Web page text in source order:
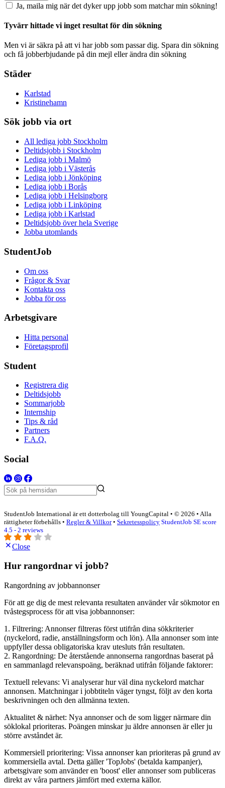
Ja, maila mig när det dyker upp jobb som matchar min sökning!
Tyvärr hittade vi inget resultat för din sökning
Men vi är säkra på att vi har jobb som passar dig. Spara din sökning
och få jobberbjudande på din mejl eller ändra din sökning
Städer
Karlstad
Kristinehamn
Sök jobb via ort
All lediga jobb Stockholm
Deltidsjobb i Stockholm
Lediga jobb i Malmö
Lediga jobb i Västerås
Lediga jobb i Jönköping
Lediga jobb i Borås
Lediga jobb i Helsingborg
Lediga jobb i Linköping
Lediga jobb i Karlstad
Deltidsjobb över hela Sverige
Jobba utomlands
StudentJob
Om oss
Frågor & Svar
Kontakta oss
Jobba för oss
Arbetsgivare
Hitta personal
Företagsprofil
Student
Registrera dig
Deltidsjobb
Sommarjobb
Internship
Tips & råd
Partners
F.A.Q.
Social
StudentJob International är ett dotterbolag till YoungCapital • © 2026 • Alla
rättigheter förbehålls • Regler & Villkor• Sekretesspolicy StudentJob SE score
4.5 - 2 reviews
Close
Hur rangordnar vi jobb?
Rangordning av jobbannonser
För att ge dig de mest relevanta resultaten använder vår sökmotor en
tvåstegsprocess för att visa jobbannonser:
1. Filtrering: Annonser filtreras först utifrån dina sökkriterier
(nyckelord, radie, anställningsform och lön). Alla annonser som inte
uppfyller dessa obligatoriska krav utesluts från resultaten.
2. Rangordning: De återstående annonserna rangordnas baserat på
en sammanlagd relevanspoäng, beräknad utifrån följande faktorer:
Textuell relevans: Vi analyserar hur väl dina nyckelord matchar
annonsen. Matchningar i jobbtiteln väger tyngst, följt av den korta
beskrivningen och den allmänna texten.
Aktualitet & närhet: Nya annonser och de som ligger närmare din
söklokal prioriteras. Poängen minskar ju äldre annonsen är eller ju
större avståndet är.
Kommersiell prioritering: Vissa annonser kan prioriteras på grund av
kommersiella avtal. Detta gäller 'TopJobs' (betalda kampanjer),
arbetsgivare som använder en 'boost' eller annonser som publiceras
direkt av våra partners jämfört med externa källor.